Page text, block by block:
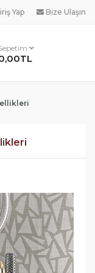
Yap Bize Ulaşın